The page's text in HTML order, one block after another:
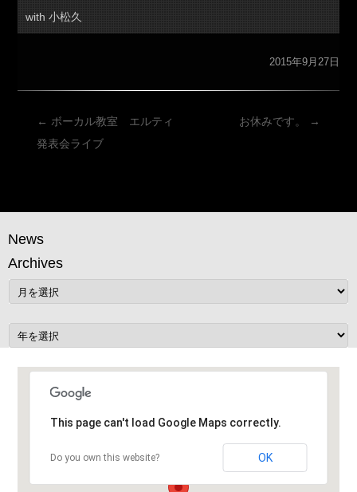
with 小松久
2015年9月27日
投
稿
ゲ
ー
シ
ョ
ン
← ボーカル教室 エルティ
発表会ライブ
お休みです。 →
News
Archives
This page can't load Google Maps correctly.
Do you own this website? OK